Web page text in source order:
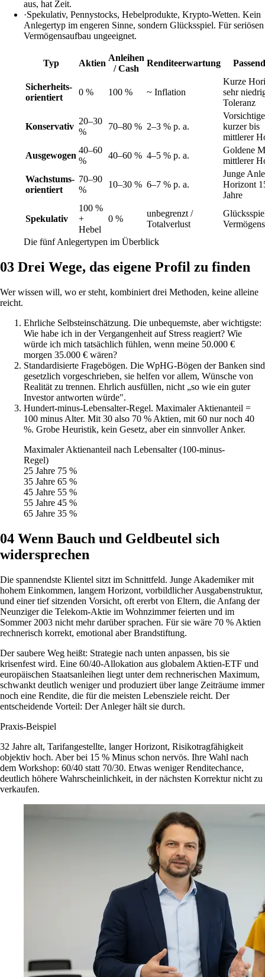
aus, hat Zeit.
·Spekulativ, Pennystocks, Hebelprodukte, Krypto-Wetten. Kein
Anlegertyp im engeren Sinne, sondern Glücksspiel. Für seriösen
Vermögensaufbau ungeeignet.
Typ Aktien
Anleihen
/ Cash
Renditeerwartung
Sicherheits­
orientiert
0 % 100 % ~ Inflation
Kurze
sehr
Toleranz
Konservativ
20–30
%
70–80 % 2–3 % p. a.
kurzer bis
mittlerer
Ausgewogen
40–60
%
40–60 % 4–5 % p. a.
Goldene
mittlerer
Wachstums­
orientiert
70–90
%
10–30 % 6–7 % p. a.
Junge
Horizont
Jahre
Spekulativ
100 %
+
Hebel
0 %
unbegrenzt /
Totalverlust
Die fünf Anlegertypen im Überblick
03 Drei Wege, das eigene Profil zu finden
Wer wissen will, wo er steht, kombiniert drei Methoden, keine alleine
reicht.
Ehrliche Selbsteinschätzung. Die unbequemste, aber wichtigste:
Wie habe ich in der Vergangenheit auf Stress reagiert? Wie
würde ich mich tatsächlich fühlen, wenn meine 50.000 €
morgen 35.000 € wären?
Standardisierte Fragebögen. Die WpHG-Bögen der Banken sind
gesetzlich vorgeschrieben, sie helfen vor allem, Wünsche von
Realität zu trennen. Ehrlich ausfüllen, nicht „so wie ein guter
Investor antworten würde".
Hundert-minus-Lebensalter-Regel. Maximaler Aktienanteil =
100 minus Alter. Mit 30 also 70 % Aktien, mit 60 nur noch 40
%. Grobe Heuristik, kein Gesetz, aber ein sinnvoller Anker.
Maximaler Aktienanteil nach Lebensalter (100-minus-
Regel)
25 Jahre 75 %
35 Jahre 65 %
45 Jahre 55 %
55 Jahre 45 %
65 Jahre 35 %
04 Wenn Bauch und Geldbeutel sich
widersprechen
Die spannendste Klientel sitzt im Schnittfeld. Junge Akademiker mit
hohem Einkommen, langem Horizont, vorbildlicher Ausgabenstruktur,
und einer tief sitzenden Vorsicht, oft ererbt von Eltern, die Anfang der
Neunziger die Telekom-Aktie im Wohnzimmer feierten und im
Sommer 2003 nicht mehr darüber sprachen. Für sie wäre 70 % Aktien
rechnerisch korrekt, emotional aber Brandstiftung.
Der saubere Weg heißt: Strategie nach unten anpassen, bis sie
krisenfest wird. Eine 60/40-Allokation aus globalem Aktien-ETF und
europäischen Staatsanleihen liegt unter dem rechnerischen Maximum,
schwankt deutlich weniger und produziert über lange Zeiträume immer
noch eine Rendite, die für die meisten Lebensziele reicht. Der
entscheidende Vorteil: Der Anleger hält sie durch.
Praxis-Beispiel
32 Jahre alt, Tarifangestellte, langer Horizont, Risikotragfähigkeit
objektiv hoch. Aber bei 15 % Minus schon nervös. Ihre Wahl nach
dem Workshop: 60/40 statt 70/30. Etwas weniger Renditechance,
deutlich höhere Wahrscheinlichkeit, in der nächsten Korrektur nicht zu
verkaufen.